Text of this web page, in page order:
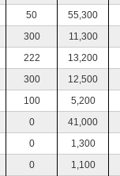
50
55,300
300
11,300
222
13,200
300
12,500
100
5,200
0
41,000
0
1,300
0
1,100